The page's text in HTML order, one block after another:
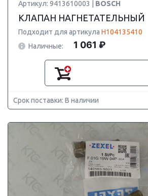
Артикул: 9413610003 | BOSCH
КЛАПАН НАГНЕТАТЕЛЬНЫЙ
Подходит для артикула H104135410
Наличные:
1 061 ₽
Срок поставки: В наличии